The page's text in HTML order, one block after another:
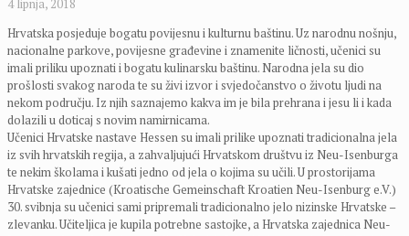
4 lipnja, 2018
Hrvatska posjeduje bogatu povijesnu i kulturnu baštinu. Uz narodnu nošnju,
nacionalne parkove, povijesne građevine i znamenite ličnosti, učenici su
imali priliku upoznati i bogatu kulinarsku baštinu. Narodna jela su dio
prošlosti svakog naroda te su živi izvor i svjedočanstvo o životu ljudi na
nekom području. Iz njih saznajemo kakva im je bila prehrana i jesu li i kada
dolazili u doticaj s novim namirnicama.
Učenici Hrvatske nastave Hessen su imali prilike upoznati tradicionalna jela
iz svih hrvatskih regija, a zahvaljujući Hrvatskom društvu iz Neu-Isenburga
te nekim školama i kušati jedno od jela o kojima su učili. U prostorijama
Hrvatske zajednice (Kroatische Gemeinschaft Kroatien Neu-Isenburg e.V.)
30. svibnja su učenici sami pripremali tradicionalno jelo nizinske Hrvatske –
zlevanku. Učiteljica je kupila potrebne sastojke, a Hrvatska zajednica Neu-